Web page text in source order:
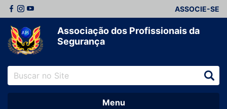
ASSOCIE-SE
Associação dos Profissionais da
Segurança
Menu